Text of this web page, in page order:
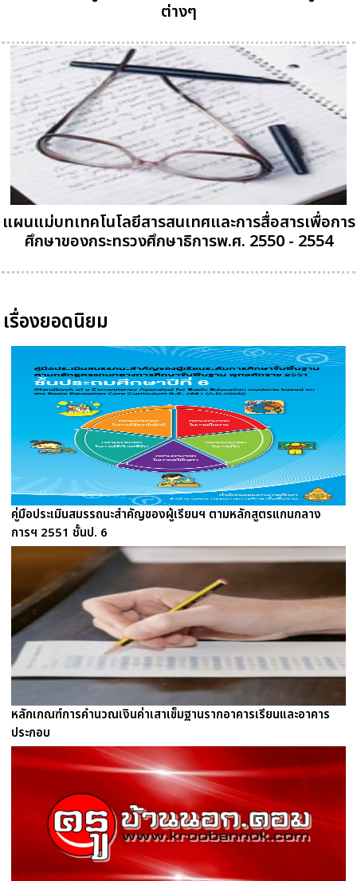
ต่างๆ
แผนแม่บทเทคโนโลยีสารสนเทศและการสื่อสารเพื่อการ
ศึกษาของกระทรวงศึกษาธิการพ.ศ. 2550 - 2554
เรื่องยอดนิยม
คู่มือประเมินสมรรถนะสำคัญของผู้เรียนฯ ตามหลักสูตรแกนกลาง
การฯ 2551 ชั้นป. 6
หลักเกณฑ์การคำนวณเงินค่าเสาเข็มฐานรากอาคารเรียนและอาคาร
ประกอบ